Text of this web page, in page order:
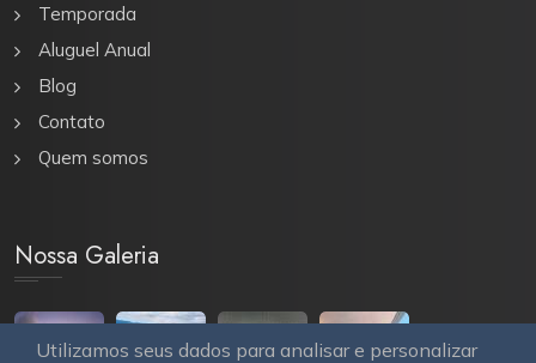
Utilizamos seus dados para analisar e personalizar
Temporada
Aluguel Anual
Blog
Contato
Quem somos
Nossa Galeria